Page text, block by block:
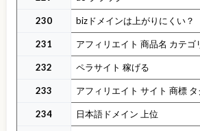
230 bizドメインは上がりにくい？
231 アフィリエイト 商品名 カテゴ
232 ペラサイト 稼げる
233 アフィリエイト サイト 商標 タ
234 日本語ドメイン 上位